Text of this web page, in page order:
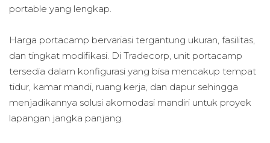
portable yang lengkap.
Harga portacamp bervariasi tergantung ukuran, fasilitas,
dan tingkat modifikasi. Di Tradecorp, unit portacamp
tersedia dalam konfigurasi yang bisa mencakup tempat
tidur, kamar mandi, ruang kerja, dan dapur sehingga
menjadikannya solusi akomodasi mandiri untuk proyek
lapangan jangka panjang.